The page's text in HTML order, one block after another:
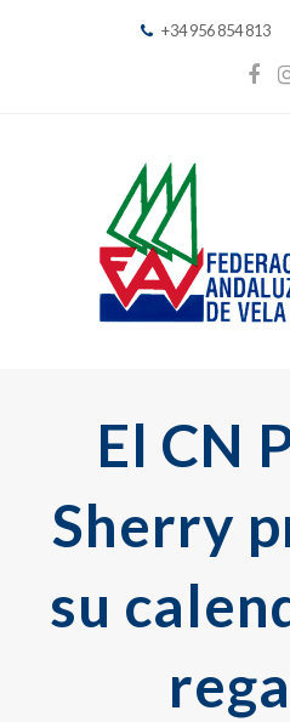
+34 956 854 813
El CN
Sherry
su